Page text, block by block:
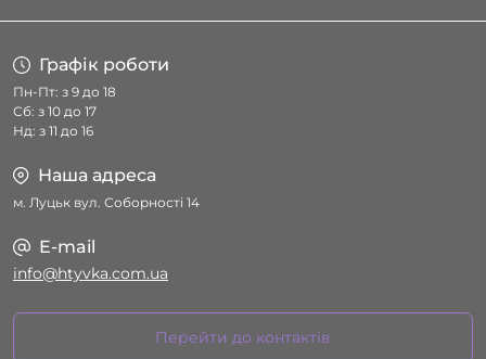
Графік роботи
Пн-Пт: з 9 до 18
Сб: з 10 до 17
Нд: з 11 до 16
Наша адреса
м. Луцьк вул. Соборності 14
E-mail
info@htyvka.com.ua
Перейти до контактів